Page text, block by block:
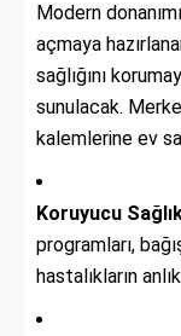
Modern
açmaya
sağlığını
sunulacak.
kalemlerine ev
Koruyucu
programları,
hastalıkların